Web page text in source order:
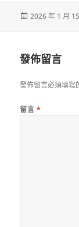
發
2026 年 1 月
發佈留言
發佈留言必須填寫
留言 *